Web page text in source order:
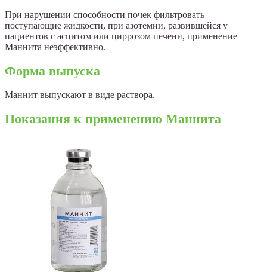
При нарушении способности почек фильтровать
поступающие жидкости, при азотемии, развившейся у
пациентов с асцитом или циррозом печени, применение
Маннита неэффективно.
Форма выпуска
Маннит выпускают в виде раствора.
Показания к применению Маннита